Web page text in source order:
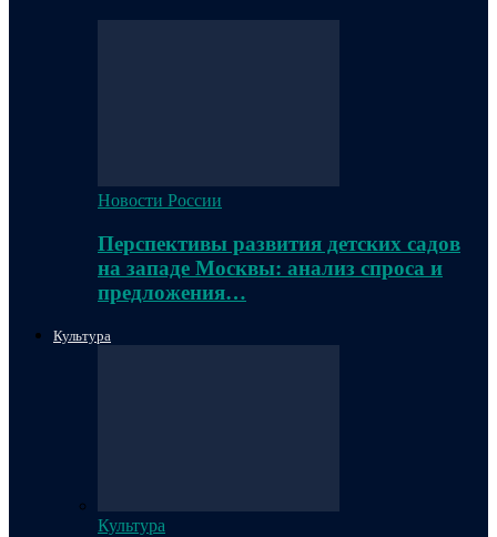
Новости России
Перспективы развития детских садов
на западе Москвы: анализ спроса и
предложения…
Культура
Культура